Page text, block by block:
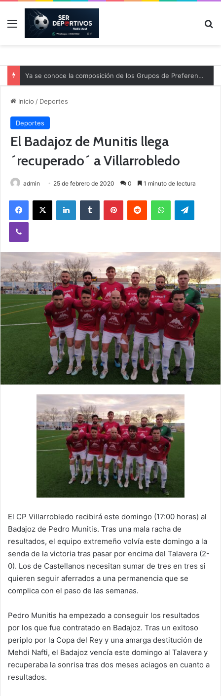
Menú
Ya se conoce la composición de los Grupos de Preferente y el calendario
Inicio / Deportes
Deportes
El Badajoz de Munitis llega
´recuperado´ a Villarrobledo
admin 25 de febrero de 2020 0 1 minuto de lectura
El CP Villarrobledo recibirá este domingo (17:00 horas) al
Badajoz de Pedro Munitis. Tras una mala racha de
resultados, el equipo extremeño volvía este domingo a la
senda de la victoria tras pasar por encima del Talavera (2-
0). Los de Castellanos necesitan sumar de tres en tres si
quieren seguir aferrados a una permanencia que se
complica con el paso de las semanas.
Pedro Munitis ha empezado a conseguir los resultados
por los que fue contratado en Badajoz. Tras un exitoso
periplo por la Copa del Rey y una amarga destitución de
Mehdi Nafti, el Badajoz vencía este domingo al Talavera y
recuperaba la sonrisa tras dos meses aciagos en cuanto a
resultados.